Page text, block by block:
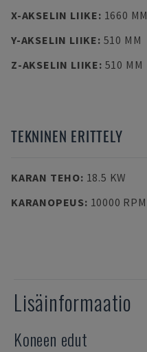
X-AKSELIN LIIKE: 1660 MM
Y-AKSELIN LIIKE: 510 MM
Z-AKSELIN LIIKE: 510 MM
TEKNINEN ERITTELY
KARAN TEHO: 18.5 KW
KARANOPEUS: 10000 RPM
Lisäinformaatio
Koneen edut